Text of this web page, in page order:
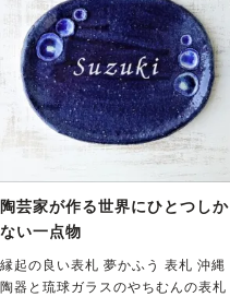
陶芸家が作る世界にひとつしか
ない一点物
縁起の良い表札 夢かふう 表札 沖縄
陶器と琉球ガラスのやちむんの表札